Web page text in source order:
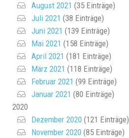
August 2021 (35 Einträge)
Juli 2021 (38 Einträge)
Juni 2021 (139 Einträge)
Mai 2021 (158 Einträge)
April 2021 (181 Einträge)
März 2021 (118 Einträge)
Februar 2021 (99 Einträge)
Januar 2021 (80 Einträge)
2020
Dezember 2020 (121 Einträge)
November 2020 (85 Einträge)